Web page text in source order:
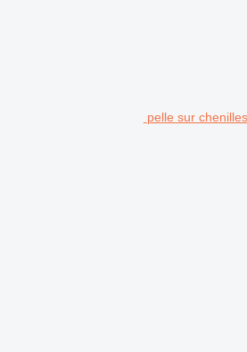
pelle sur